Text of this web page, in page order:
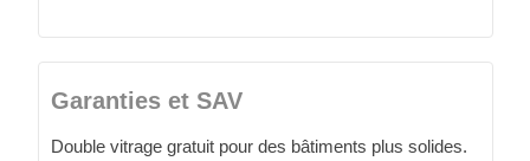
Garanties et SAV
Double vitrage gratuit pour des bâtiments plus solides.